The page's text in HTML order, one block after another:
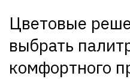
Цветовые
выбрать
комфортного